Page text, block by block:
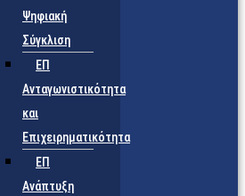
Ψηφιακή
Σύγκλιση
ΕΠ
Ανταγωνιστικότητα
και
Επιχειρηματικότητα
ΕΠ
Ανάπτυξη